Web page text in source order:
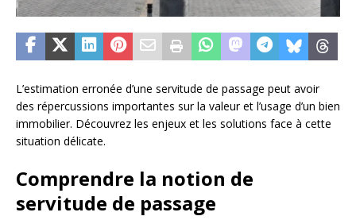
L’estimation erronée d’une servitude de passage peut avoir
des répercussions importantes sur la valeur et l’usage d’un bien
immobilier. Découvrez les enjeux et les solutions face à cette
situation délicate.
Comprendre la notion de
servitude de passage